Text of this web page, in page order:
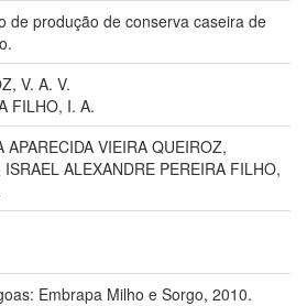
de produção de conserva caseira de
V. A. V.
FILHO, I. A.
APARECIDA VIEIRA QUEIROZ,
ISRAEL ALEXANDRE PEREIRA FILHO,
Embrapa Milho e Sorgo, 2010.